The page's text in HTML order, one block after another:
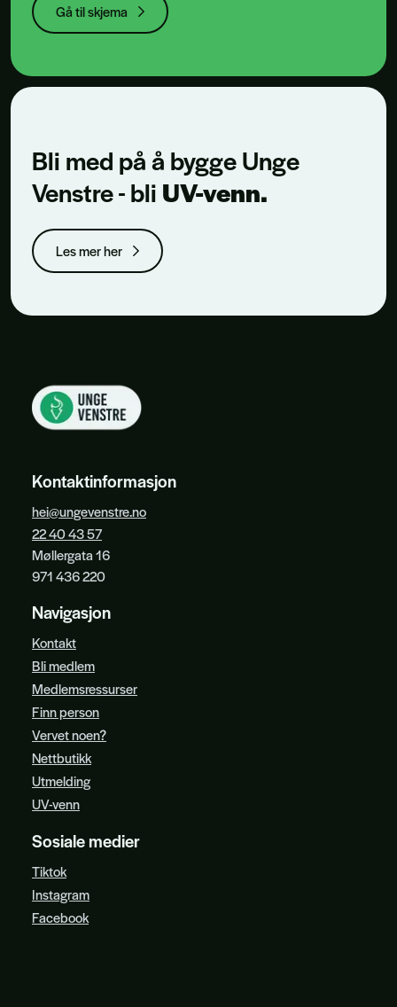
Gå til skjema
Bli med på å bygge Unge
Venstre - bli UV-venn.
Les mer her
Kontaktinformasjon
hei@ungevenstre.no
22 40 43 57
Møllergata 16
971 436 220
Navigasjon
Kontakt
Bli medlem
Medlemsressurser
Finn person
Vervet noen?
Nettbutikk
Utmelding
UV-venn
Sosiale medier
Tiktok
Instagram
Facebook